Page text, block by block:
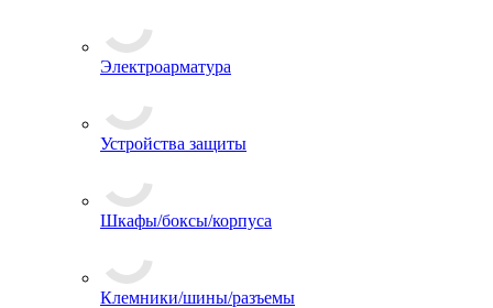
Электроарматура
Устройства защиты
Шкафы/боксы/корпуса
Клемники/шины/разъемы